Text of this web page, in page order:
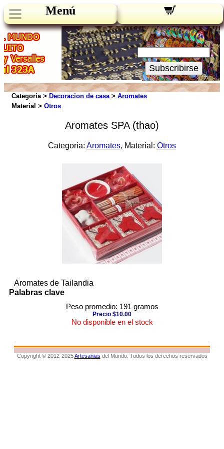
Menú
Novedades:
Su Email:
Subscribirse
Categoria > Decoracion de casa> Aromates
Material > Otros
Aromates SPA (thao)
Categoria: Aromates, Material: Otros
Aromates de Tailandia
Palabras clave
Peso promedio: 191 gramos
Precio $10.00
No disponible en el stock
Copyright © 2012-2025Artesanias del Mundo. Todos los derechos reservados